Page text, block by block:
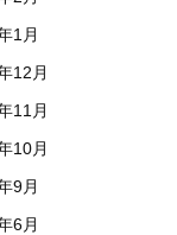
1月
12月
11月
10月
9月
6月